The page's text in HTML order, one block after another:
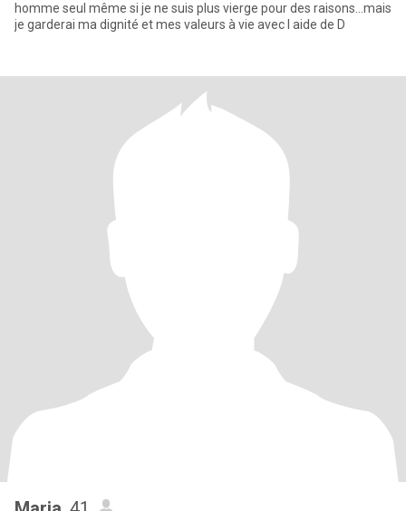
homme seul même si je ne suis plus vierge pour des raisons...mais
je garderai ma dignité et mes valeurs à vie avec l aide de D